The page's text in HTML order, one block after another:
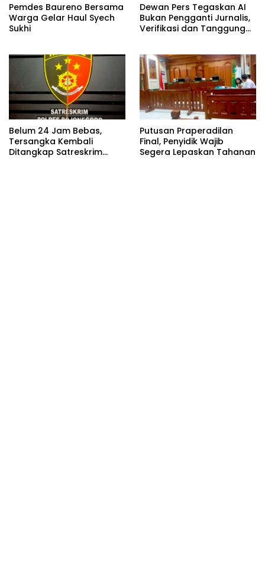
Pemdes Baureno Bersama
Warga Gelar Haul Syech
Sukhi
Dewan Pers Tegaskan AI
Bukan Pengganti Jurnalis,
Verifikasi dan Tanggung
Belum 24 Jam Bebas,
Tersangka Kembali
Ditangkap Satreskrim
Putusan Praperadilan
Final, Penyidik Wajib
Segera Lepaskan Tahanan